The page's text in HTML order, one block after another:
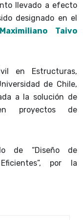
llevado a efecto
designado en el
Maximiliano Taivo
en Estructuras,
de Chile,
a la solución de
proyectos de
de “Diseño de
por la